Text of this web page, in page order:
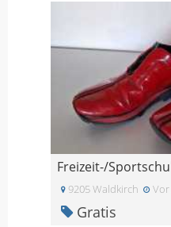
Freizeit-/
9205 Waldkirch
Gratis